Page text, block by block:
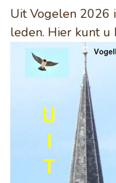
Uit Vogelen 2026
leden. Hier kunt u